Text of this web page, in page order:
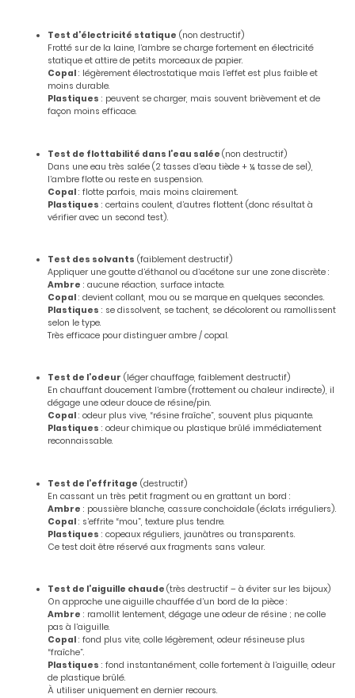
Test d’électricité statique (non destructif)
Frotté sur de la laine, l’ambre se charge fortement en électricité
statique et attire de petits morceaux de papier.
Copal : légèrement électrostatique mais l’effet est plus faible et
moins durable.
Plastiques : peuvent se charger, mais souvent brièvement et de
façon moins efficace.
Test de flottabilité dans l’eau salée (non destructif)
Dans une eau très salée (2 tasses d’eau tiède + ¼ tasse de sel),
l’ambre flotte ou reste en suspension.
Copal : flotte parfois, mais moins clairement.
Plastiques : certains coulent, d’autres flottent (donc résultat à
vérifier avec un second test).
Test des solvants (faiblement destructif)
Appliquer une goutte d’éthanol ou d’acétone sur une zone discrète :
Ambre : aucune réaction, surface intacte.
Copal : devient collant, mou ou se marque en quelques secondes.
Plastiques : se dissolvent, se tachent, se décolorent ou ramollissent
selon le type.
Très efficace pour distinguer ambre / copal.
Test de l’odeur (léger chauffage, faiblement destructif)
En chauffant doucement l’ambre (frottement ou chaleur indirecte), il
dégage une odeur douce de résine/pin.
Copal : odeur plus vive, “résine fraîche”, souvent plus piquante.
Plastiques : odeur chimique ou plastique brûlé immédiatement
reconnaissable.
Test de l’effritage (destructif)
En cassant un très petit fragment ou en grattant un bord :
Ambre : poussière blanche, cassure conchoïdale (éclats irréguliers).
Copal : s’effrite “mou”, texture plus tendre.
Plastiques : copeaux réguliers, jaunâtres ou transparents.
Ce test doit être réservé aux fragments sans valeur.
Test de l’aiguille chaude (très destructif – à éviter sur les bijoux)
On approche une aiguille chauffée d’un bord de la pièce :
Ambre : ramollit lentement, dégage une odeur de résine ; ne colle
pas à l’aiguille.
Copal : fond plus vite, colle légèrement, odeur résineuse plus
“fraîche”.
Plastiques : fond instantanément, colle fortement à l’aiguille, odeur
de plastique brûlé.
À utiliser uniquement en dernier recours.